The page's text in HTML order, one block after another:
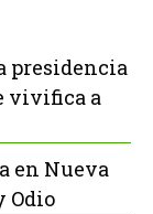
presidencia
vivifica a
en Nueva
Odio